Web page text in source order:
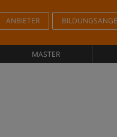
ANBIETER
MASTER